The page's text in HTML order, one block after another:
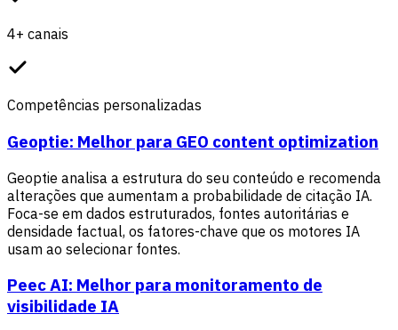
4+ canais
Competências personalizadas
Geoptie: Melhor para GEO content optimization
Geoptie analisa a estrutura do seu conteúdo e recomenda
alterações que aumentam a probabilidade de citação IA.
Foca-se em dados estruturados, fontes autoritárias e
densidade factual, os fatores-chave que os motores IA
usam ao selecionar fontes.
Peec AI: Melhor para monitoramento de
visibilidade IA